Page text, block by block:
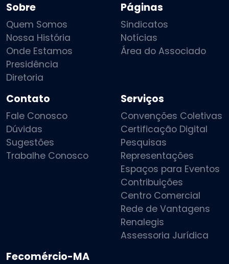
Sobre
Quem Somos
Nossa História
Onde Estamos
Presidência
Diretoria
Páginas
Sindicatos
Notícias
Área do Associado
Contato
Fale Conosco
Dúvidas
Sugestões
Trabalhe Conosco
Serviços
Convenções Coletivas
Certificação Digital
Pesquisas
Representações
Espaços para Eventos
Contribuições
Centro Comercial
Rede de Vantagens
Renalegis
Assessoria Jurídica
Fecomércio-MA